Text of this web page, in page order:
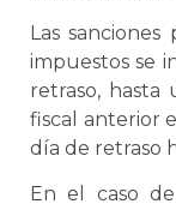
Las
impuestos se
retraso, hasta
fiscal anterior
día de retraso
En el caso